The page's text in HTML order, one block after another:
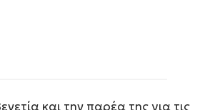
και την παρέα της για τις